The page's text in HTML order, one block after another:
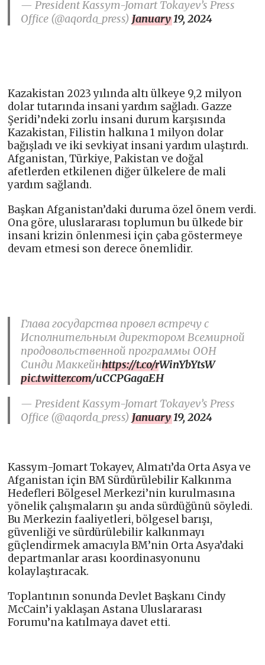
— President Kassym-Jomart Tokayev’s Press
Office (@aqorda_press)January 19, 2024
Kazakistan 2023 yılında altı ülkeye 9,2 milyon
dolar tutarında insani yardım sağladı. Gazze
Şeridi’ndeki zorlu insani durum karşısında
Kazakistan, Filistin halkına 1 milyon dolar
bağışladı ve iki sevkiyat insani yardım ulaştırdı.
Afganistan, Türkiye, Pakistan ve doğal
afetlerden etkilenen diğer ülkelere de mali
yardım sağlandı.
Başkan Afganistan’daki duruma özel önem verdi.
Ona göre, uluslararası toplumun bu ülkede bir
insani krizin önlenmesi için çaba göstermeye
devam etmesi son derece önemlidir.
Глава государства провел встречу с
Исполнительным директором Всемирной
продовольственной программы ООН
Синди Маккейнhttps://t.co/rWinYbYtsW
pic.twitter.com/uCCPGagaEH
— President Kassym-Jomart Tokayev’s Press
Office (@aqorda_press)January 19, 2024
Kassym-Jomart Tokayev, Almatı’da Orta Asya ve
Afganistan için BM Sürdürülebilir Kalkınma
Hedefleri Bölgesel Merkezi’nin kurulmasına
yönelik çalışmaların şu anda sürdüğünü söyledi.
Bu Merkezin faaliyetleri, bölgesel barışı,
güvenliği ve sürdürülebilir kalkınmayı
güçlendirmek amacıyla BM’nin Orta Asya’daki
departmanlar arası koordinasyonunu
kolaylaştıracak.
Toplantının sonunda Devlet Başkanı Cindy
McCain’i yaklaşan Astana Uluslararası
Forumu’na katılmaya davet etti.